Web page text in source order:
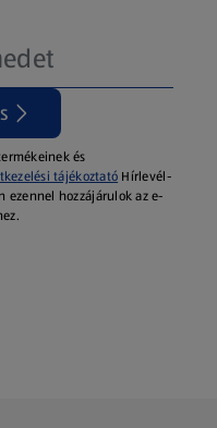
és
tájékoztató Hírlevél-
hozzájárulok az e-